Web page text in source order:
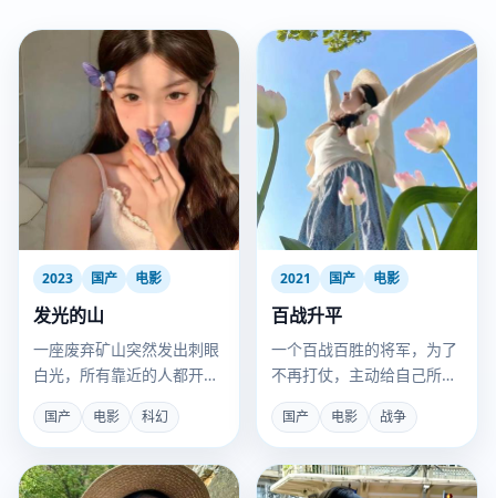
2023 国产 电影
发光的山
一座废弃矿山突然发出刺眼
白光，所有靠近的人都开始
共享通感记忆。
国产 电影 科幻
2021 国产 电影
百战升平
一个百战百胜的将军，为了
不再打仗，主动给自己所有
的胜仗史制造破绽，以求被
朝堂罢免。
国产 电影 战争